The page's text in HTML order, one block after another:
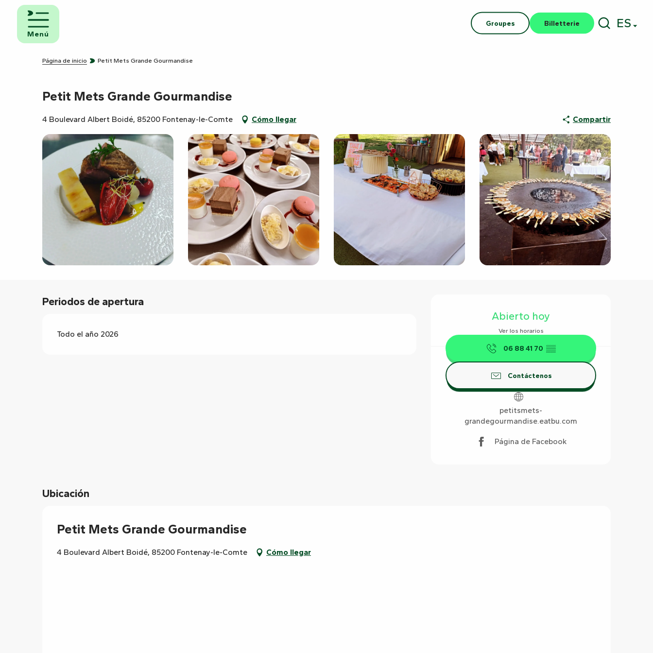
contenu
principal
Groupes Billetterie ES
Menú
Página de inicio Petit Mets Grande Gourmandise
Petit Mets Grande Gourmandise
4 Boulevard Albert Boidé, 85200 Fontenay-le-Comte Cómo llegar Compartir
Abierto hoy
Ver los horarios
06 88 41 70 ▒▒
Contáctenos
petitsmets-
grandegourmandise.eatbu.com
Página de Facebook
Periodos de apertura
Todo el año 2026
Ubicación
Petit Mets Grande Gourmandise
4 Boulevard Albert Boidé, 85200 Fontenay-le-Comte Cómo llegar